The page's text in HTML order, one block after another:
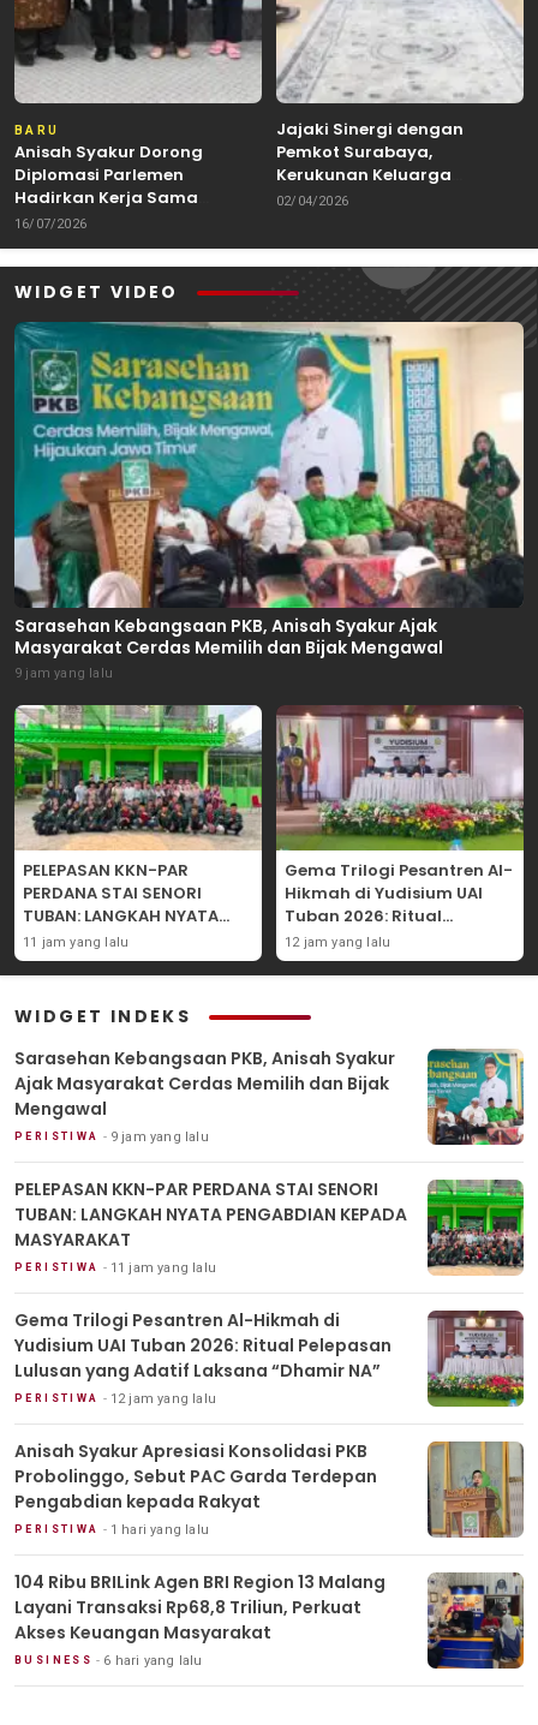
BARU
Anisah Syakur Dorong
Diplomasi Parlemen
Hadirkan Kerja Sama
Internasional yang
Berdampak bagi Kota Depok
16/07/2026
Jajaki Sinergi dengan
Pemkot Surabaya,
Kerukunan Keluarga
Kalimantan Dorong
Kuliner Nusantara
02/04/2026
WIDGET VIDEO
Sarasehan Kebangsaan PKB, Anisah Syakur Ajak
Masyarakat Cerdas Memilih dan Bijak Mengawal
9 jam yang lalu
PELEPASAN KKN-PAR
PERDANA STAI SENORI
TUBAN: LANGKAH NYATA
PENGABDIAN KEPADA
MASYARAKAT
11 jam yang lalu
Gema Trilogi Pesantren Al-
Hikmah di Yudisium UAI
Tuban 2026: Ritual
Pelepasan Lulusan yang
Adatif Laksana “Dhamir
12 jam yang lalu
WIDGET INDEKS
Sarasehan Kebangsaan PKB, Anisah Syakur
Ajak Masyarakat Cerdas Memilih dan Bijak
Mengawal
PERISTIWA 9 jam yang lalu
PELEPASAN KKN-PAR PERDANA STAI SENORI
TUBAN: LANGKAH NYATA PENGABDIAN KEPADA
MASYARAKAT
PERISTIWA 11 jam yang lalu
Gema Trilogi Pesantren Al-Hikmah di
Yudisium UAI Tuban 2026: Ritual Pelepasan
Lulusan yang Adatif Laksana “Dhamir NA”
PERISTIWA 12 jam yang lalu
Anisah Syakur Apresiasi Konsolidasi PKB
Probolinggo, Sebut PAC Garda Terdepan
Pengabdian kepada Rakyat
PERISTIWA 1 hari yang lalu
104 Ribu BRILink Agen BRI Region 13 Malang
Layani Transaksi Rp68,8 Triliun, Perkuat
Akses Keuangan Masyarakat
BUSINESS 6 hari yang lalu